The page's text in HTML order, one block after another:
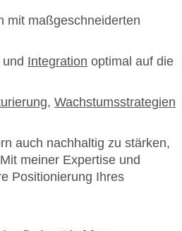
mit maßgeschneiderten
und Integration optimal auf die
, Wachstumsstrategien
auch nachhaltig zu stärken,
meiner Expertise und
Positionierung Ihres